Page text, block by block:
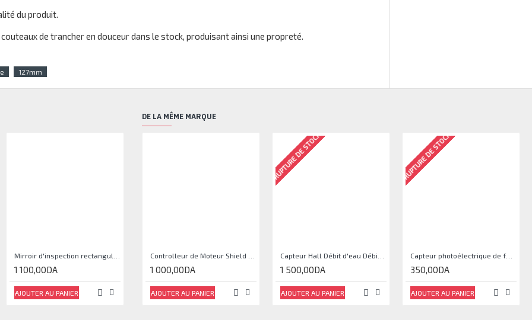
du produit.
de trancher en douceur dans le stock, produisant ainsi une propreté.
127mm
1 100,00DA
AJOUTER AU PANIER
DE LA MÊME MARQUE
1 000,00DA
AJOUTER AU PANIER
RUPTURE DE STOCK
1 500,00DA
AJOUTER AU PANIER
RUPTURE DE STOCK
Capteur photoélectrique de faisceau Module de capteur IR
350,00DA
AJOUTER AU PANIER